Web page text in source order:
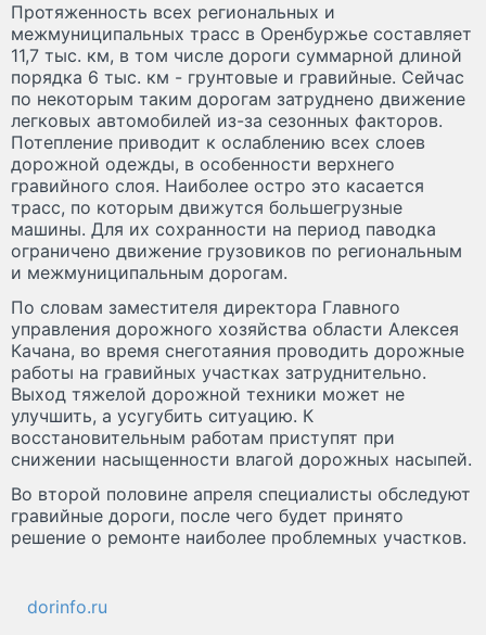
Протяженность всех региональных и
межмуниципальных трасс в Оренбуржье составляет
11,7 тыс. км, в том числе дороги суммарной длиной
порядка 6 тыс. км - грунтовые и гравийные. Сейчас
по некоторым таким дорогам затруднено движение
легковых автомобилей из-за сезонных факторов.
Потепление приводит к ослаблению всех слоев
дорожной одежды, в особенности верхнего
гравийного слоя. Наиболее остро это касается
трасс, по которым движутся большегрузные
машины. Для их сохранности на период паводка
ограничено движение грузовиков по региональным
и межмуниципальным дорогам.
По словам заместителя директора Главного
управления дорожного хозяйства области Алексея
Качана, во время снеготаяния проводить дорожные
работы на гравийных участках затруднительно.
Выход тяжелой дорожной техники может не
улучшить, а усугубить ситуацию. К
восстановительным работам приступят при
снижении насыщенности влагой дорожных насыпей.
Во второй половине апреля специалисты обследуют
гравийные дороги, после чего будет принято
решение о ремонте наиболее проблемных участков.
dorinfo.ru